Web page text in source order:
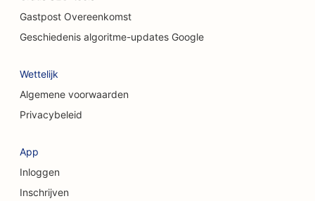
SEO voor kledingwinkels
SEO voor craniofaciale chirurgen
SEO voor coffeeshops
SEO voor kredietinstellingen
Gastpost Overeenkomst
Geschiedenis algoritme-updates Google
Wettelijk
Algemene voorwaarden
Privacybeleid
App
Inloggen
Inschrijven